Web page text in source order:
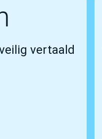
vertaald